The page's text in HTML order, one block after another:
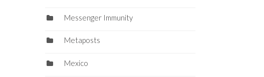
Messenger Immunity
Metaposts
Mexico